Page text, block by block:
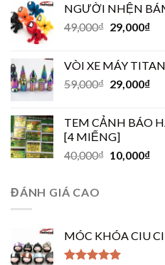
NGƯỜI NHỆN
49,000₫ 29,000₫
VÒI XE MÁY TITAN
59,000₫ 29,000₫
TEM CẢNH BÁO
[4 MIẾNG]
40,000₫ 10,000₫
ĐÁNH GIÁ CAO
MÓC KHÓA CIU